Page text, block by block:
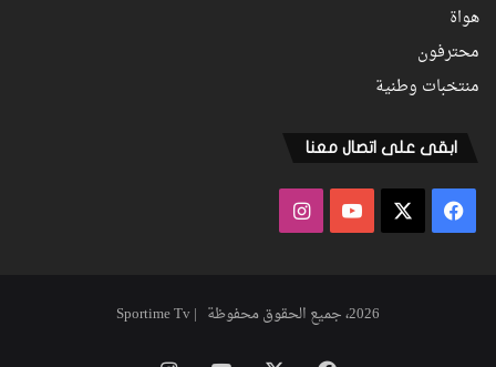
هواة
محترفون
منتخبات وطنية
ابقى على اتصال معنا
فيسبوك ‫YouTubeانستقرام
2026، جميع الحقوق محفوظة | Sportime Tv